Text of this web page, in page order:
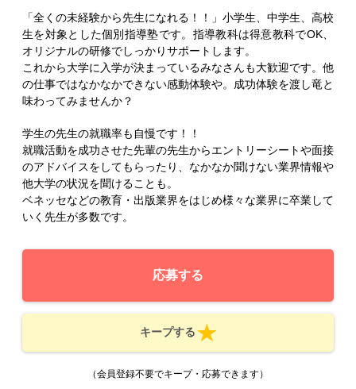
「全くの未経験から先生になれる！！」小学生、中学生、高校
生を対象とした個別指導塾です。指導教科は得意教科でOK、
オリジナルの研修でしっかりサポートします。
これから大学に入学が決まっているみなさんも大歓迎です。他
の仕事ではなかなかできない感動体験や。成功体験を渡し竜と
味わってみませんか？
学生の先生の就職率も自慢です！！
就職活動を成功させた先輩の先生からエントリーシートや面接
のアドバイスをしてもらったり、なかなか聞けない業界情報や
他大学の状況を聞けることも。
ベネッセなどの教育・出版業界をはじめ様々な業界に卒業して
いく先生が多数です。
応募する
キープする
（会員登録不要でキープ・応募できます）